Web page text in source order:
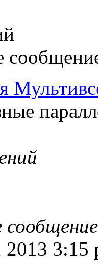
сообщение
2013 3:15